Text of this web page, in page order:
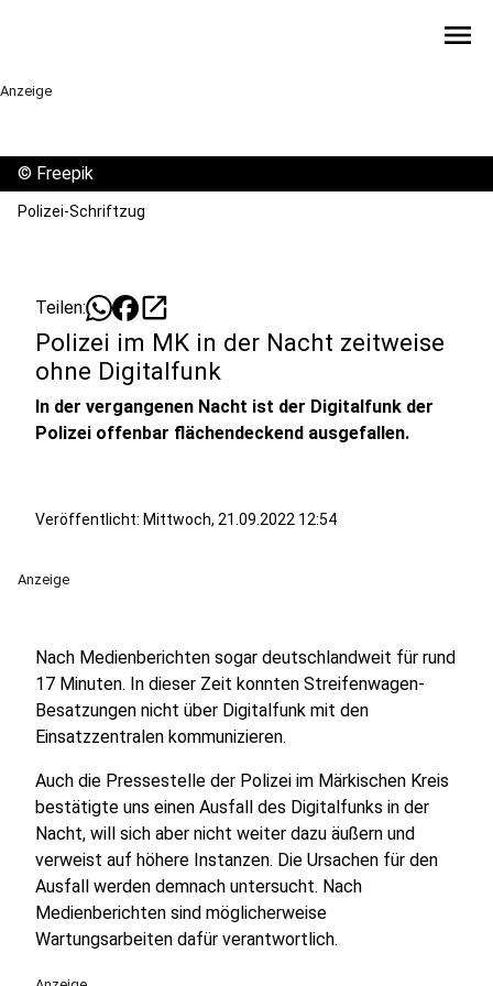
menu
Anzeige
© Freepik
Polizei-Schriftzug
Teilen: open_in_new
Polizei im MK in der Nacht zeitweise
ohne Digitalfunk
In der vergangenen Nacht ist der Digitalfunk der
Polizei offenbar flächendeckend ausgefallen.
Veröffentlicht: Mittwoch, 21.09.2022 12:54
Anzeige
Nach Medienberichten sogar deutschlandweit für rund
17 Minuten. In dieser Zeit konnten Streifenwagen-
Besatzungen nicht über Digitalfunk mit den
Einsatzzentralen kommunizieren.
Auch die Pressestelle der Polizei im Märkischen Kreis
bestätigte uns einen Ausfall des Digitalfunks in der
Nacht, will sich aber nicht weiter dazu äußern und
verweist auf höhere Instanzen. Die Ursachen für den
Ausfall werden demnach untersucht. Nach
Medienberichten sind möglicherweise
Wartungsarbeiten dafür verantwortlich.